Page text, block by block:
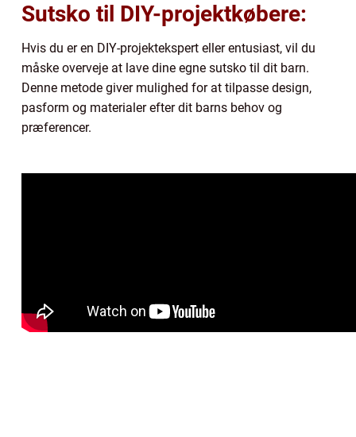
Sutsko til DIY-projektkøbere:
Hvis du er en DIY-projektekspert eller entusiast, vil du
måske overveje at lave dine egne sutsko til dit barn.
Denne metode giver mulighed for at tilpasse design,
pasform og materialer efter dit barns behov og
præferencer.